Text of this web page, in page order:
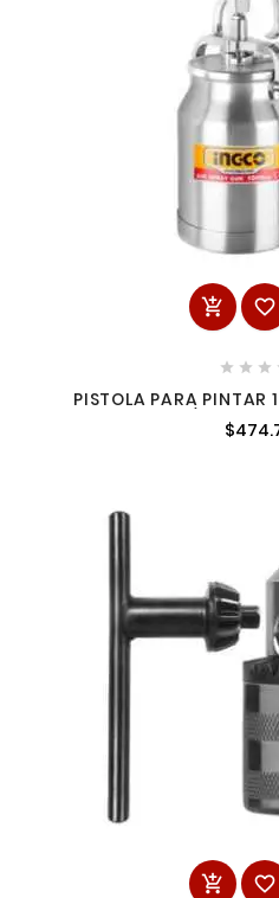
 
  
PISTOLA PARA
200L/MIN
 